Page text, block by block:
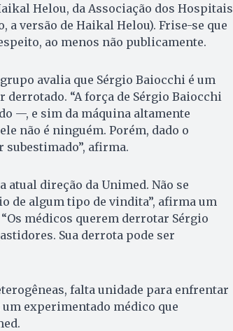
Helou, da Associação dos Hospitais
a versão de Haikal Helou). Frise-se que
ao menos não publicamente.
avalia que Sérgio Baiocchi é um
“A força de Sérgio Baiocchi
—, e sim da máquina altamente
não é ninguém. Porém, dado o
subestimado”, afirma.
atual direção da Unimed. Não se
de algum tipo de vindita”, afirma um
médicos querem derrotar Sérgio
Sua derrota pode ser
falta unidade para enfrentar
um experimentado médico que